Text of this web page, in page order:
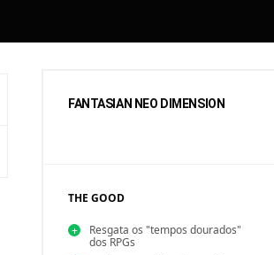
FANTASIAN NEO DIMENSION
THE GOOD
Resgata os "tempos dourados"
dos RPGs